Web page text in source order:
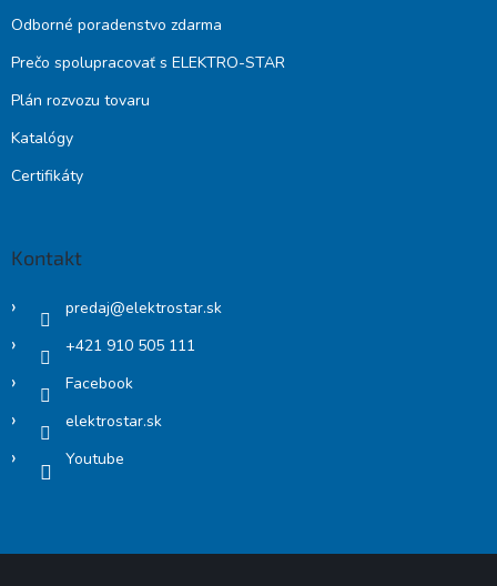
Odborné poradenstvo zdarma
Prečo spolupracovať s ELEKTRO-STAR
Plán rozvozu tovaru
Katalógy
Certifikáty
Kontakt
predaj@elektrostar.sk
+421 910 505 111
Facebook
elektrostar.sk
Youtube